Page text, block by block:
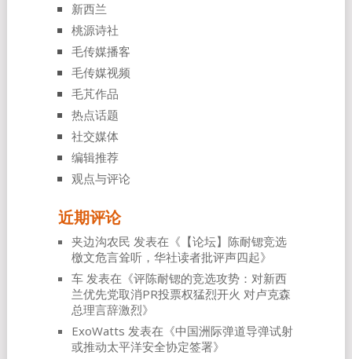
新西兰
桃源诗社
毛传媒播客
毛传媒视频
毛芃作品
热点话题
社交媒体
编辑推荐
观点与评论
近期评论
夹边沟农民 发表在《 【论坛】陈耐锶竞选
檄文危言耸听，华社读者批评声四起》
车发表在《评陈耐锶的竞选攻势：对新西
兰优先党取消PR投票权猛烈开火 对卢克森
总理言辞激烈》
ExoWatts 发表在《中国洲际弹道导弹试射
或推动太平洋安全协定签署》